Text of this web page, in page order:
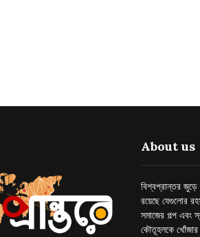
About us
বিশ্বপ্রান্তর
রয়েছে যেগুলোর
সমাজের গল্প এবং
কৌতূহলকে খোঁজার